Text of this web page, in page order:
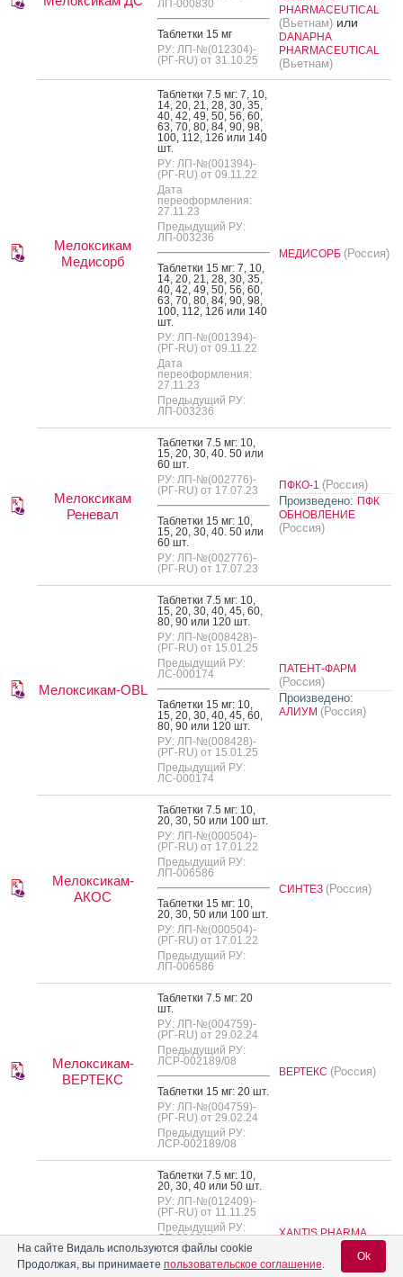
ЛП-000830
Таб­летки 15 мг
РУ: ЛП-№(012304)-
(РГ-RU) от 31.10.25
PHARMACEUTICAL
(Вьетнам) или
DANAPHA
PHARMACEUTICAL
(Вьетнам)
Мелоксикам
Медисорб
Таб­летки 7.5 мг: 7, 10,
14, 20, 21, 28, 30, 35,
40, 42, 49, 50, 56, 60,
63, 70, 80, 84, 90, 98,
100, 112, 126 или 140
шт.
РУ: ЛП-№(001394)-
(РГ-RU) от 09.11.22
Дата
переоформления:
27.11.23
Предыдущий РУ:
ЛП-003236
Таб­летки 15 мг: 7, 10,
14, 20, 21, 28, 30, 35,
40, 42, 49, 50, 56, 60,
63, 70, 80, 84, 90, 98,
100, 112, 126 или 140
шт.
РУ: ЛП-№(001394)-
(РГ-RU) от 09.11.22
Дата
переоформления:
27.11.23
Предыдущий РУ:
ЛП-003236
МЕДИСОРБ (Россия)
Мелоксикам
Реневал
Таб­летки 7.5 мг: 10,
15, 20, 30, 40. 50 или
60 шт.
РУ: ЛП-№(002776)-
(РГ-RU) от 17.07.23
Таб­летки 15 мг: 10,
15, 20, 30, 40. 50 или
60 шт.
РУ: ЛП-№(002776)-
(РГ-RU) от 17.07.23
ПФКО-1 (Россия)
Произведено: ПФК
ОБНОВЛЕНИЕ
(Россия)
Мелоксикам-OBL
Таб­летки 7.5 мг: 10,
15, 20, 30, 40, 45, 60,
80, 90 или 120 шт.
РУ: ЛП-№(008428)-
(РГ-RU) от 15.01.25
Предыдущий РУ:
ЛС-000174
Таб­летки 15 мг: 10,
15, 20, 30, 40, 45, 60,
80, 90 или 120 шт.
РУ: ЛП-№(008428)-
(РГ-RU) от 15.01.25
Предыдущий РУ:
ЛС-000174
ПАТЕНТ-ФАРМ
(Россия)
Произведено:
АЛИУМ (Россия)
Мелоксикам-
АКОС
Таб­летки 7.5 мг: 10,
20, 30, 50 или 100 шт.
РУ: ЛП-№(000504)-
(РГ-RU) от 17.01.22
Предыдущий РУ:
ЛП-006586
Таб­летки 15 мг: 10,
20, 30, 50 или 100 шт.
РУ: ЛП-№(000504)-
(РГ-RU) от 17.01.22
Предыдущий РУ:
ЛП-006586
СИНТЕЗ (Россия)
Мелоксикам-
ВЕРТЕКС
Таб­летки 7.5 мг: 20
шт.
РУ: ЛП-№(004759)-
(РГ-RU) от 29.02.24
Предыдущий РУ:
ЛСР-002189/08
Таб­летки 15 мг: 20 шт.
РУ: ЛП-№(004759)-
(РГ-RU) от 29.02.24
Предыдущий РУ:
ЛСР-002189/08
ВЕРТЕКС (Россия)
Мелоксикам-
Ксантис
Таб­летки 7.5 мг: 10,
20, 30, 40 или 50 шт.
РУ: ЛП-№(012409)-
(РГ-RU) от 11.11.25
Предыдущий РУ:
ЛП-006211
Таб­летки 15 мг: 10,
XANTIS PHARMA
Произведено:
АЛСИ
На сайте Видаль используются файлы cookie
Продолжая, вы принимаете пользовательское соглашение.
Ok